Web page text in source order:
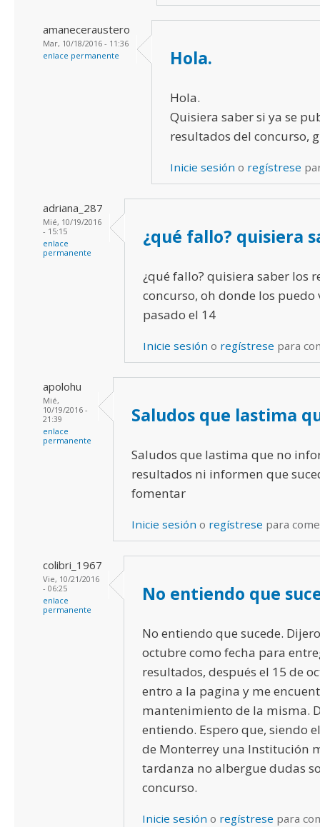
amaneceraustero
Mar, 10/18/2016 - 11:36
enlace permanente
Hola.
Hola.
Quisiera saber si ya se
resultados del concurso,
Inicie sesión o regístrese
adriana_287
Mié, 10/19/2016
- 15:15
enlace
permanente
¿qué fallo? quisiera
¿qué fallo? quisiera saber los
concurso, oh donde los puedo
pasado el 14
Inicie sesión o regístrese para
apolohu
Mié,
10/19/2016 -
21:39
enlace
permanente
Saludos que lastima
Saludos que lastima que no
resultados ni informen que
fomentar
Inicie sesión o regístrese para
colibri_1967
Vie, 10/21/2016
- 06:25
enlace
permanente
No entiendo que
No entiendo que sucede.
octubre como fecha para
resultados, después el 15 de
entro a la pagina y me
mantenimiento de la misma.
entiendo. Espero que, siendo
de Monterrey una Institución
tardanza no albergue dudas
concurso.
Inicie sesión o regístrese para